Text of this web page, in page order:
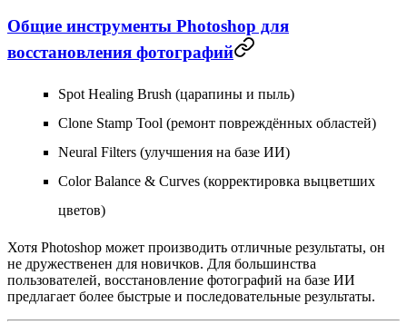
Общие инструменты Photoshop для
восстановления фотографий
Spot Healing Brush (царапины и пыль)
Clone Stamp Tool (ремонт повреждённых областей)
Neural Filters (улучшения на базе ИИ)
Color Balance & Curves (корректировка выцветших
цветов)
Хотя Photoshop может производить отличные результаты, он
не дружественен для новичков. Для большинства
пользователей, восстановление фотографий на базе ИИ
предлагает более быстрые и последовательные результаты.